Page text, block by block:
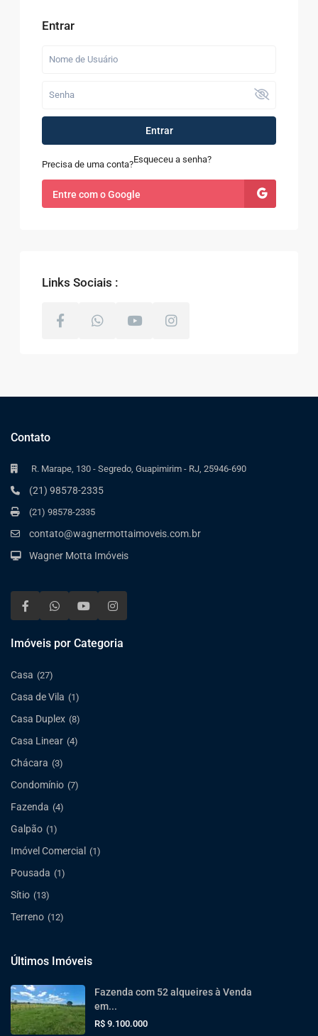
Entrar
Entrar
Precisa de uma conta?Esqueceu a senha?
Entre com o Google
Links Sociais :
Contato
R. Marape, 130 - Segredo, Guapimirim - RJ, 25946-690
(21) 98578-2335
(21) 98578-2335
contato@wagnermottaimoveis.com.br
Wagner Motta Imóveis
Imóveis por Categoria
Casa (27)
Casa de Vila (1)
Casa Duplex (8)
Casa Linear (4)
Chácara (3)
Condomínio (7)
Fazenda (4)
Galpão (1)
Imóvel Comercial (1)
Pousada (1)
Sítio (13)
Terreno (12)
Últimos Imóveis
Fazenda com 52 alqueires à Venda
em...
R$ 9.100.000